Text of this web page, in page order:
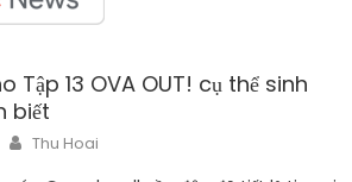
Tập 13 OVA OUT! cụ thể sinh
biết
Author
Thu Hoai